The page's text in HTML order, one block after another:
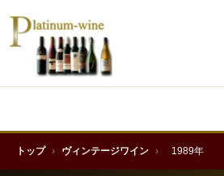
トップ › ヴィンテージワイン › 1989年